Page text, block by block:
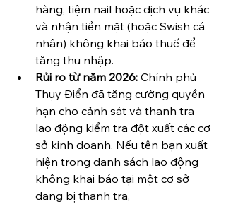
hàng, tiệm nail hoặc dịch vụ khác
và nhận tiền mặt (hoặc Swish cá
nhân) không khai báo thuế để
tăng thu nhập.
Rủi ro từ năm 2026: Chính phủ
Thụy Điển đã tăng cường quyền
hạn cho cảnh sát và thanh tra
lao động kiểm tra đột xuất các cơ
sở kinh doanh. Nếu tên bạn xuất
hiện trong danh sách lao động
không khai báo tại một cơ sở
đang bị thanh tra,